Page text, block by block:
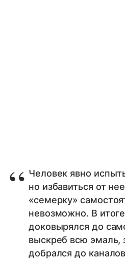
Человек явно
но избавиться от
«семерку»
невозможно. В
доковырялся до
выскреб всю эмаль,
добрался до